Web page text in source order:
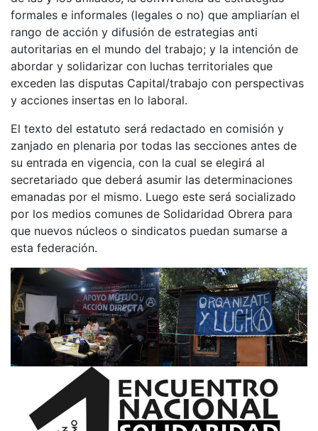
formales e informales (legales o no) que ampliarían el
rango de acción y difusión de estrategias anti
autoritarias en el mundo del trabajo; y la intención de
abordar y solidarizar con luchas territoriales que
exceden las disputas Capital/trabajo con perspectivas
y acciones insertas en lo laboral.
El texto del estatuto será redactado en comisión y
zanjado en plenaria por todas las secciones antes de
su entrada en vigencia, con la cual se elegirá al
secretariado que deberá asumir las determinaciones
emanadas por el mismo. Luego este será socializado
por los medios comunes de Solidaridad Obrera para
que nuevos núcleos o sindicatos puedan sumarse a
esta federación.